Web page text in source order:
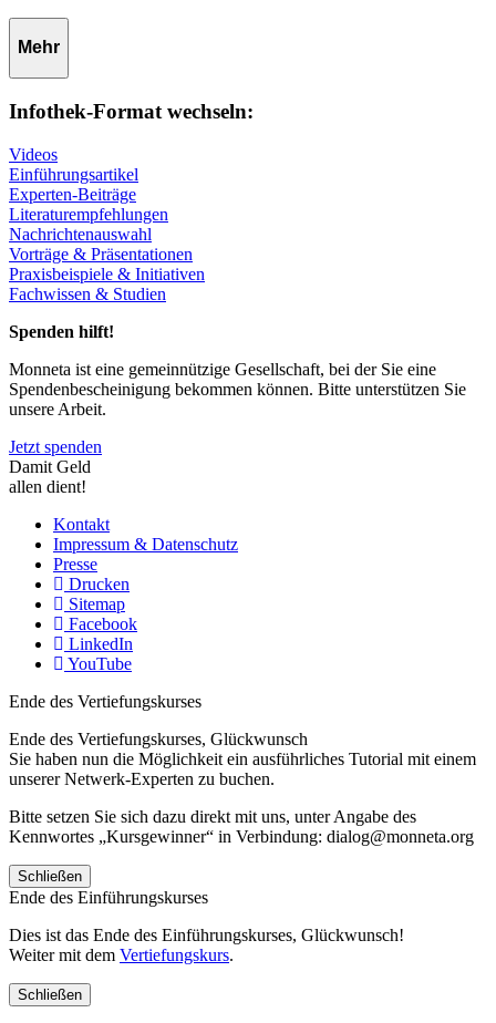
Mehr
Infothek-Format wechseln:
Videos
Einführungsartikel
Experten-Beiträge
Literaturempfehlungen
Nachrichtenauswahl
Vorträge & Präsentationen
Praxisbeispiele & Initiativen
Fachwissen & Studien
Spenden hilft!
Monneta ist eine gemeinnützige Gesellschaft, bei der Sie eine
Spendenbescheinigung bekommen können. Bitte unterstützen Sie
unsere Arbeit.
Jetzt spenden
Damit Geld
allen dient!
Kontakt
Impressum & Datenschutz
Presse
Drucken
Sitemap
Facebook
LinkedIn
YouTube
Ende des Vertiefungskurses
Ende des Vertiefungskurses, Glückwunsch
Sie haben nun die Möglichkeit ein ausführliches Tutorial mit einem
unserer Netwerk-Experten zu buchen.
Bitte setzen Sie sich dazu direkt mit uns, unter Angabe des
Kennwortes „Kursgewinner“ in Verbindung: dialog@monneta.org
Schließen
Ende des Einführungskurses
Dies ist das Ende des Einführungskurses, Glückwunsch!
Weiter mit dem Vertiefungskurs.
Schließen